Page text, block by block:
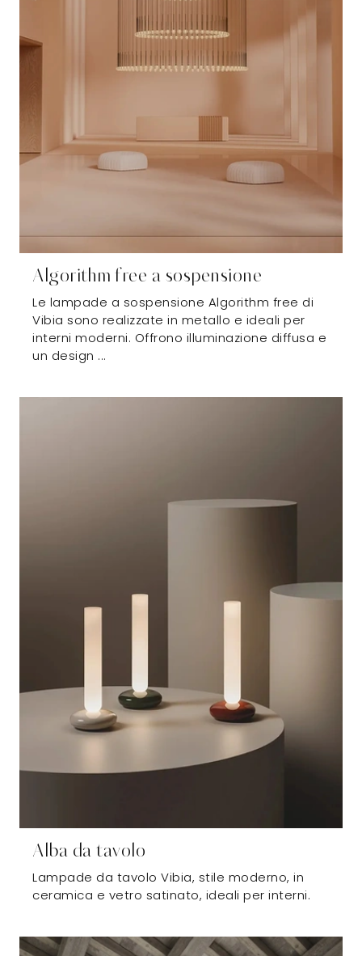
Algorithm free a sospensione
Le lampade a sospensione Algorithm free di
Vibia sono realizzate in metallo e ideali per
interni moderni. Offrono illuminazione diffusa e
un design ...
Alba da tavolo
Lampade da tavolo Vibia, stile moderno, in
ceramica e vetro satinato, ideali per interni.